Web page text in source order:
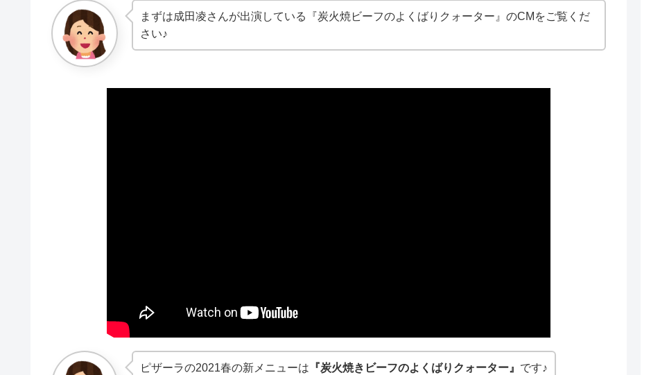
まずは成田凌さんが出演している『炭火焼ビーフのよくばりクォーター』のCMをご覧くだ
さい♪
ピザーラの2021春の新メニューは 『炭火焼きビーフのよくばりクォーター』 です♪